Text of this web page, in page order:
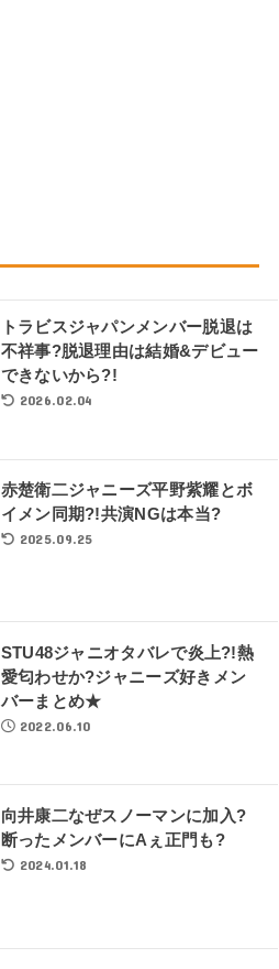
トラビスジャパンメンバー脱退は
不祥事?脱退理由は結婚&デビュー
できないから?!
2026.02.04
赤楚衛二ジャニーズ平野紫耀とボ
イメン同期?!共演NGは本当?
2025.09.25
STU48ジャニオタバレで炎上?!熱
愛匂わせか?ジャニーズ好きメン
バーまとめ★
2022.06.10
向井康二なぜスノーマンに加入?
断ったメンバーにAぇ正門も?
2024.01.18